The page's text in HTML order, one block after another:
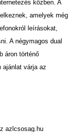
közben. A
amelyek még
leírásokat,
A négymagos dual
áron történő
ajánlat várja az
azlcsosag.hu